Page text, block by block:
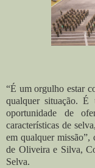
“É um orgulho estar
qualquer situação.
oportunidade de
características de
em qualquer
de Oliveira e Silva,
Selva.